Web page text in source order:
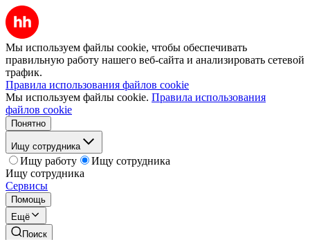
Мы используем файлы cookie, чтобы обеспечивать
правильную работу нашего веб-сайта и анализировать сетевой
трафик.
Правила использования файлов cookie
Мы используем файлы cookie. Правила использования
файлов cookie
Понятно
Ищу сотрудника
Ищу работу
Ищу сотрудника
Ищу сотрудника
Сервисы
Помощь
Ещё
Поиск